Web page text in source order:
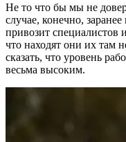
Не то что бы мы не
случае, конечно,
привозит специалистов
что находят они их там
сказать, что уровень
весьма высоким.